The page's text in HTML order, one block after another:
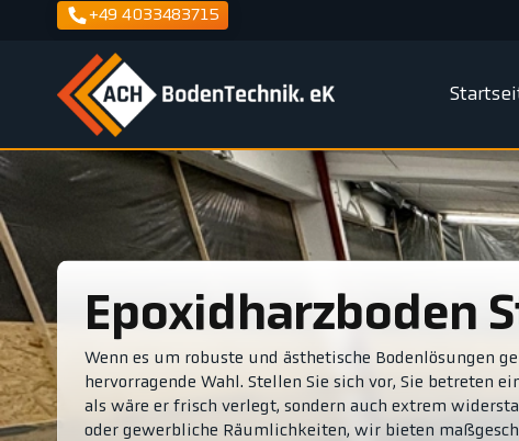
+49 4033483715
Epoxidharzboden
Wenn es um robuste und ästhetische Bodenlösungen
hervorragende Wahl. Stellen Sie sich vor, Sie betreten
als wäre er frisch verlegt, sondern auch extrem
oder gewerbliche Räumlichkeiten, wir bieten